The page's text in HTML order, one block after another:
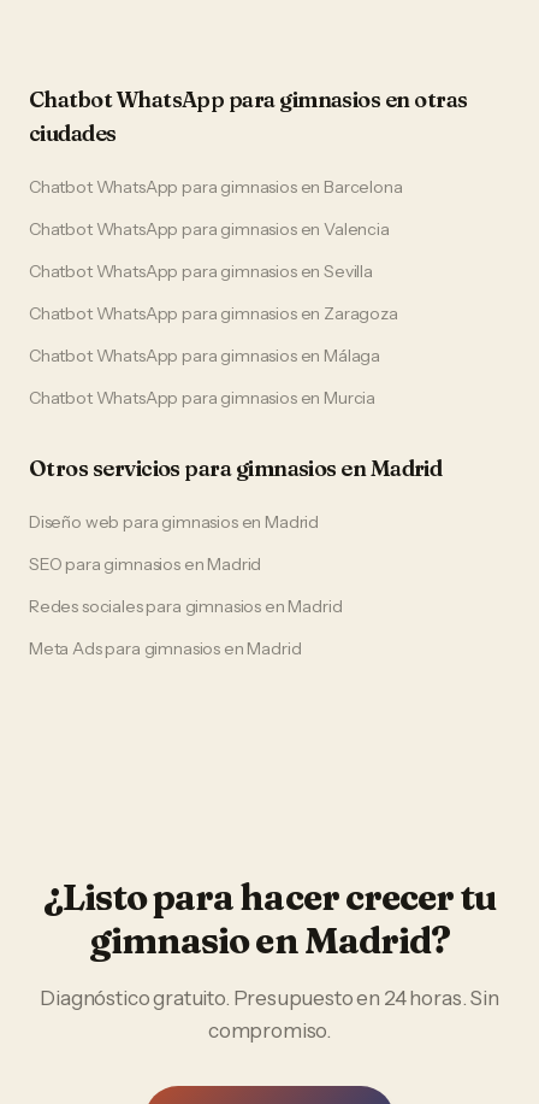
Chatbot WhatsApp paragimnasios en otras
ciudades
Chatbot WhatsApp para gimnasiosen Barcelona
Chatbot WhatsApp para gimnasiosenValencia
Chatbot WhatsApp para gimnasiosenSevilla
Chatbot WhatsApp para gimnasiosen Zaragoza
Chatbot WhatsApp para gimnasiosen Málaga
Chatbot WhatsApp para gimnasiosen Murcia
Otros servicios paragimnasios enMadrid
Diseño web para gimnasiosen Madrid
SEO para gimnasiosen Madrid
Redes socialespara gimnasios en Madrid
Meta Adspara gimnasios en Madrid
¿Listo para hacer crecer tu
gimnasioenMadrid?
Diagnóstico gratuito. Presupuesto en 24 horas. Sin
compromiso.